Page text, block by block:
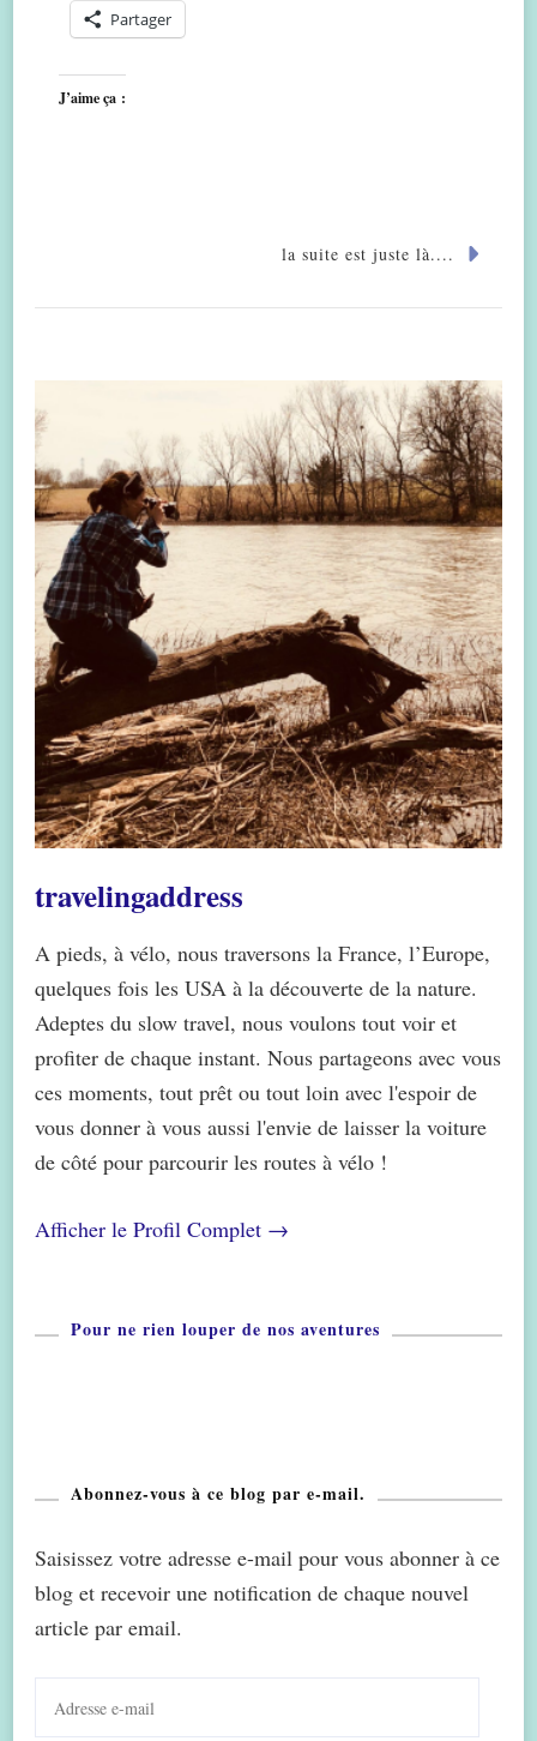
Partager
J’aime ça :
la suite est juste là....
travelingaddress
A pieds, à vélo, nous traversons la France, l’Europe,
quelques fois les USA à la découverte de la nature.
Adeptes du slow travel, nous voulons tout voir et
profiter de chaque instant. Nous partageons avec vous
ces moments, tout prêt ou tout loin avec l'espoir de
vous donner à vous aussi l'envie de laisser la voiture
de côté pour parcourir les routes à vélo !
Afficher le Profil Complet →
Pour ne rien louper de nos aventures
Abonnez-vous à ce blog par e-mail.
Saisissez votre adresse e-mail pour vous abonner à ce
blog et recevoir une notification de chaque nouvel
article par email.